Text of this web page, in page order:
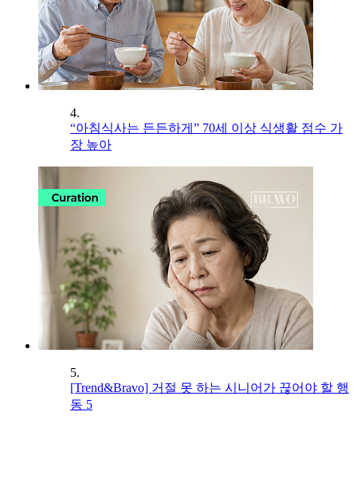
4.
“아침식사는 든든하게” 70세 이상 식생활 점수 가
장 높아
5.
[Trend&Bravo] 거절 못 하는 시니어가 끊어야 할 행
동 5